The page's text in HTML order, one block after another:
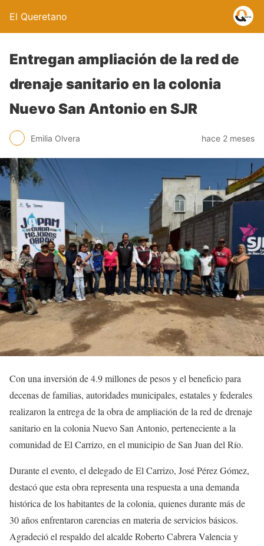
El Queretano
Entregan ampliación de la red de
drenaje sanitario en la colonia
Nuevo San Antonio en SJR
Emilia Olvera hace 2 meses
Con una inversión de 4.9 millones de pesos y el beneficio para
decenas de familias, autoridades municipales, estatales y federales
realizaron la entrega de la obra de ampliación de la red de drenaje
sanitario en la colonia Nuevo San Antonio, perteneciente a la
comunidad de El Carrizo, en el municipio de San Juan del Río.
Durante el evento, el delegado de El Carrizo, José Pérez Gómez,
destacó que esta obra representa una respuesta a una demanda
histórica de los habitantes de la colonia, quienes durante más de
30 años enfrentaron carencias en materia de servicios básicos.
Agradeció el respaldo del alcalde Roberto Cabrera Valencia y